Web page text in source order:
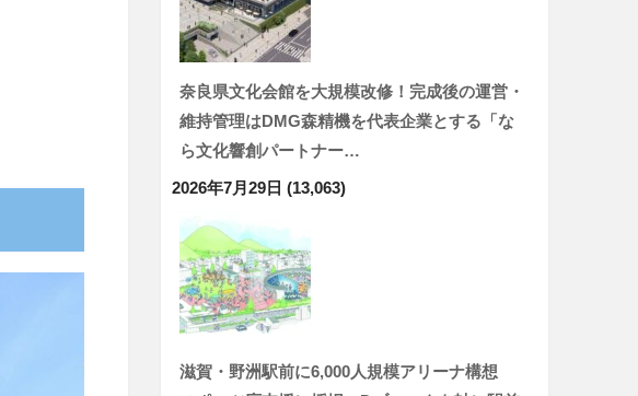
奈良県文化会館を大規模改修！完成後の運営・
維持管理はDMG森精機を代表企業とする「な
ら文化響創パートナー…
2026年7月29日 (13,063)
滋賀・野洲駅前に6,000人規模アリーナ構想